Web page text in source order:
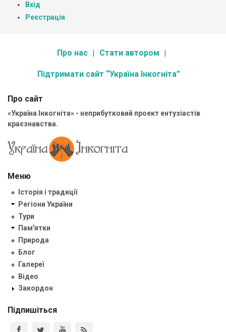
Вхід
Реєстрація
Про нас Стати автором
Підтримати сайт “Україна Інкогніта”
Про сайт
«Україна Інкогніта» - неприбутковий проект ентузіастів
краєзнавства.
Меню
Історія і традиції
Регіони України
Тури
Пам'ятки
Природа
Блог
Галереї
Відео
Закордон
Підпишіться